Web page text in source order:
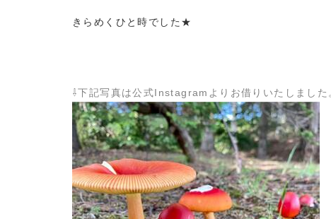
きらめくひと時でした★
⇩下記写真は公式Instagramよりお借りいたしました